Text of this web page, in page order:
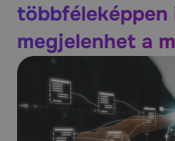
többféleképpen
megjelenhet a